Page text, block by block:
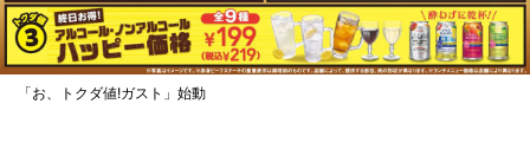
「お、トクダ値!ガスト」始動